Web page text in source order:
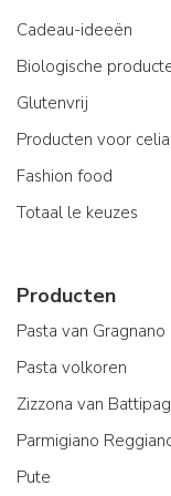
Cadeau-ideeën
Biologische
Glutenvrij
Producten voor
Fashion food
Totaal le keuzes
Producten
Pasta van Gragnano
Pasta volkoren
Zizzona van
Parmigiano
Pute